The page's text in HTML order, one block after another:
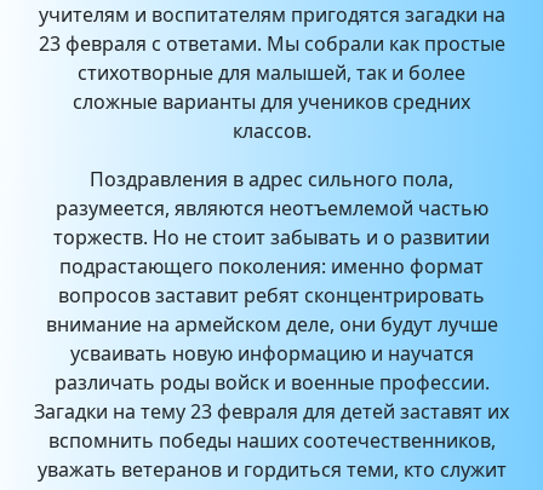
учителям и воспитателям пригодятся загадки на
23 февраля с ответами. Мы собрали как простые
стихотворные для малышей, так и более
сложные варианты для учеников средних
классов.
Поздравления в адрес сильного пола,
разумеется, являются неотъемлемой частью
торжеств. Но не стоит забывать и о развитии
подрастающего поколения: именно формат
вопросов заставит ребят сконцентрировать
внимание на армейском деле, они будут лучше
усваивать новую информацию и научатся
различать роды войск и военные профессии.
Загадки на тему 23 февраля для детей заставят их
вспомнить победы наших соотечественников,
уважать ветеранов и гордиться теми, кто служит